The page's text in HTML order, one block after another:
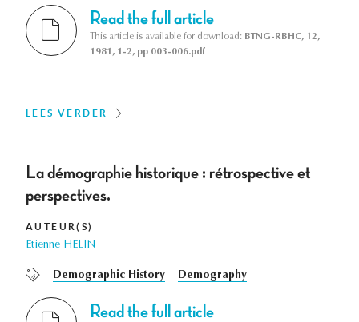
Read the full article
This article is available for download: BTNG-RBHC, 12,
1981, 1-2, pp 003-006.pdf
LEES VERDER
La démographie historique : rétrospective et
perspectives.
AUTEUR(S)
Etienne HELIN
Demographic History Demography
Read the full article